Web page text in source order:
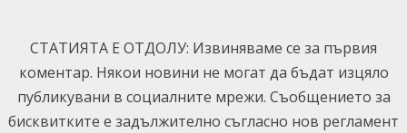
content
СТАТИЯТА Е ОТДОЛУ: Извиняваме се за първия
коментар. Някои новини не могат да бъдат изцяло
публикувани в социалните мрежи. Съобщението за
бисквитките е задължително съгласно нов регламент